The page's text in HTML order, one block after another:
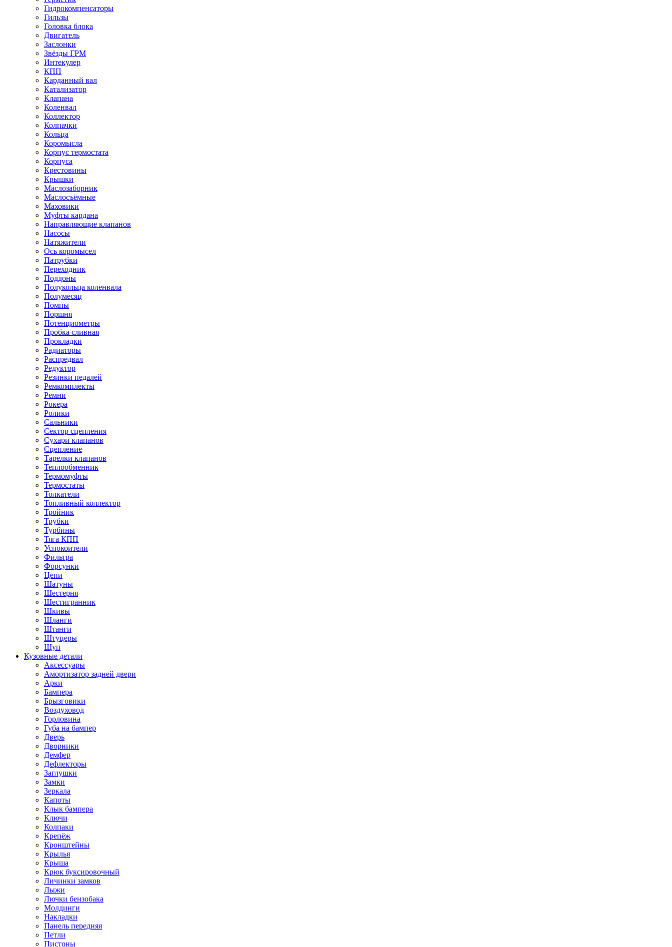
Гидрокомпенсаторы
Гильзы
Головка блока
Двигатель
Заслонки
Звёзды ГРМ
Интекулер
КПП
Карданный вал
Катализатор
Клапана
Коленвал
Коллектор
Колпачки
Кольца
Коромысла
Корпус термостата
Корпуса
Крестовины
Крышки
Маслозаборник
Маслосъёмные
Маховики
Муфты кардана
Направляющие клапанов
Насосы
Натяжители
Ось коромысел
Патрубки
Переходник
Поддоны
Полукольца коленвала
Полумесяц
Помпы
Поршня
Потенциометры
Пробка сливная
Прокладки
Радиаторы
Распредвал
Редуктор
Резинки педалей
Ремкомплекты
Ремни
Рокера
Ролики
Сальники
Сектор сцепления
Сухари клапанов
Сцепление
Тарелки клапанов
Теплообменник
Термомуфты
Термостаты
Толкатели
Топливный коллектор
Тройник
Трубки
Турбины
Тяга КПП
Успокоители
Фильтра
Форсунки
Цепи
Шатуны
Шестерня
Шестигранник
Шкивы
Шланги
Штанги
Штуцеры
Щуп
Кузовные детали
Аксессуары
Амортизатор задней двери
Арки
Бампера
Брызговики
Воздуховод
Горловина
Губа на бампер
Дверь
Дворники
Демфер
Дефлекторы
Заглушки
Замки
Зеркала
Капоты
Клык бампера
Ключи
Колпаки
Крепёж
Кронштейны
Крылья
Крыша
Крюк буксировочный
Личинки замков
Лыжи
Лючки бензобака
Молдинги
Накладки
Панель передняя
Петли
Пистоны